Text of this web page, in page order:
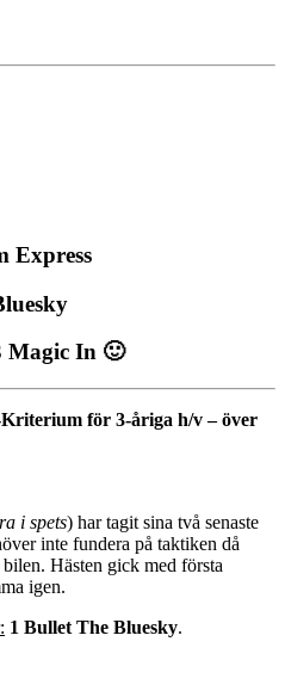
Express
Magic In 🙂
för 3-åriga h/v – över
i spets) har tagit sina två senaste
inte fundera på taktiken då
Hästen gick med första
igen.
1 Bullet The Bluesky.